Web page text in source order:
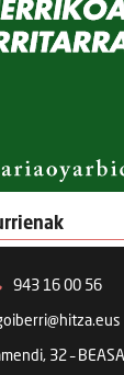
943 16 00 56
32 –